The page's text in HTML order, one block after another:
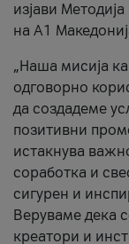
изјави
на А1
„Наша мисија
одговорно
да создадеме
позитивни
истакнува
соработка и
сигурен и
Веруваме дека
креатори и